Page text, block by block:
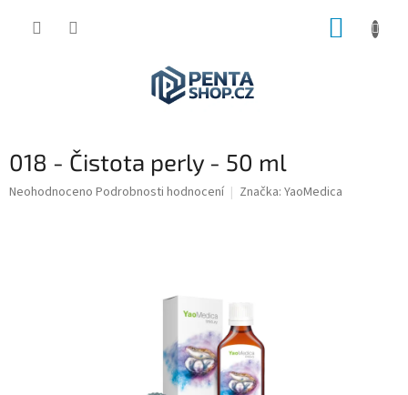
018 - Čistota perly - 50 ml
Průměrné
Neohodnoceno Podrobnosti hodnocení Značka: YaoMedica